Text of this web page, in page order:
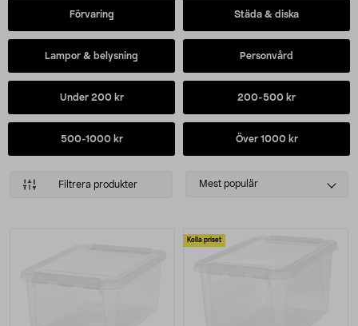
Förvaring Städa & diska
Lampor & belysning Personvård
Under 200 kr 200-500 kr
500-1000 kr Över 1000 kr
Filtrera produkter
Select
Mest populär
Kolla priset